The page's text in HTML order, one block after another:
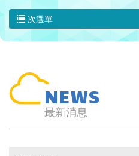
次選單
NEWS
最新消息